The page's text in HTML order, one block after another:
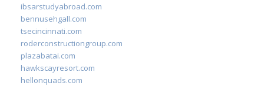
ibsarstudyabroad.com
bennusehgall.com
tsecincinnati.com
roderconstructiongroup.com
plazabatai.com
hawkscayresort.com
hellonquads.com